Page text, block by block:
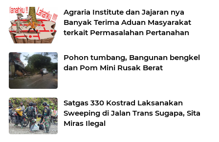
Agraria Institute dan Jajaran nya
Banyak Terima Aduan Masyarakat
terkait Permasalahan Pertanahan
Pohon tumbang, Bangunan bengkel
dan Pom Mini Rusak Berat
Satgas 330 Kostrad Laksanakan
Sweeping di Jalan Trans Sugapa, Sita
Miras Ilegal